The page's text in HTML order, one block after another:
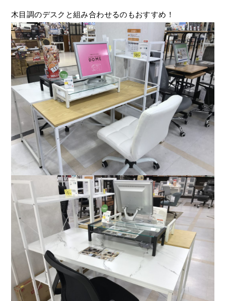
木目調のデスクと組み合わせるのもおすすめ！